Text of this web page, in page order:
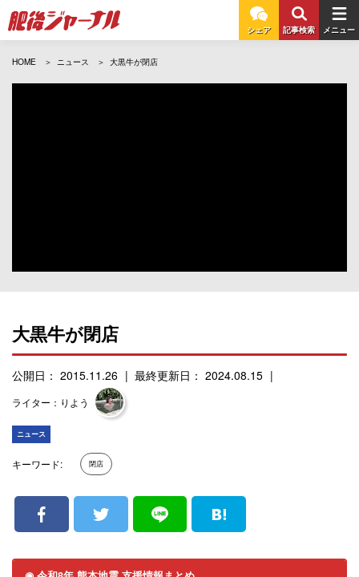
シェア 記事検索 メニュー
HOME ニュース 大黒牛が閉店
大黒牛が閉店
公開日： 2015.11.26 最終更新日： 2024.08.15
ライター：りよう
ニュース
キーワード: 閉店